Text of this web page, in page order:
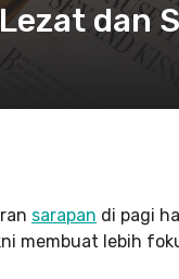
dan
sarapan di pagi
membuat lebih